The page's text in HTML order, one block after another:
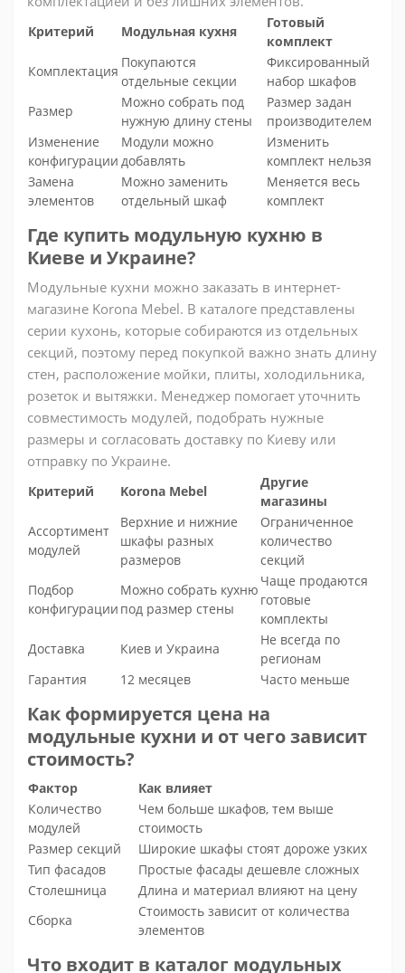
Критерий Модульная кухня
Готовый
комплект
Комплектация
Покупаются
отдельные секции
Фиксированный
набор шкафов
Размер
Можно собрать под
нужную длину стены
Размер задан
производителем
Изменение
конфигурации
Модули можно
добавлять
Изменить
комплект нельзя
Замена
элементов
Можно заменить
отдельный шкаф
Меняется весь
комплект
Где купить модульную кухню в
Киеве и Украине?
Модульные кухни можно заказать в интернет-
магазине Korona Mebel. В каталоге представлены
серии кухонь, которые собираются из отдельных
секций, поэтому перед покупкой важно знать длину
стен, расположение мойки, плиты, холодильника,
розеток и вытяжки. Менеджер помогает уточнить
совместимость модулей, подобрать нужные
размеры и согласовать доставку по Киеву или
отправку по Украине.
Критерий Korona Mebel
Другие
магазины
Ассортимент
модулей
Верхние и нижние
шкафы разных
размеров
Ограниченное
количество
секций
Подбор
конфигурации
Можно собрать кухню
под размер стены
Чаще продаются
готовые
комплекты
Доставка
Киев и Украина
Не всегда по
регионам
Гарантия
12 месяцев Часто меньше
Как формируется цена на
модульные кухни и от чего зависит
стоимость?
Фактор
Как влияет
Количество
модулей
Чем больше шкафов, тем выше
стоимость
Размер секций
Широкие шкафы стоят дороже узких
Тип фасадов
Простые фасады дешевле сложных
Столешница
Длина и материал влияют на цену
Сборка
Стоимость зависит от количества
элементов
Что входит в каталог модульных